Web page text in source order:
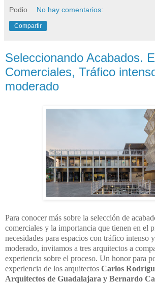
Podio No hay comentarios:
Compartir
Seleccionando Acabados.
Comerciales, Tráfico
moderado
Para conocer más sobre la selección de
comerciales y la importancia que tienen en el
necesidades para espacios con tráfico intenso
moderado, invitamos a tres arquitectos a
experiencia sobre el proceso. Un honor para
experiencia de los arquitectos Carlos
Arquitectos de Guadalajara y Bernardo